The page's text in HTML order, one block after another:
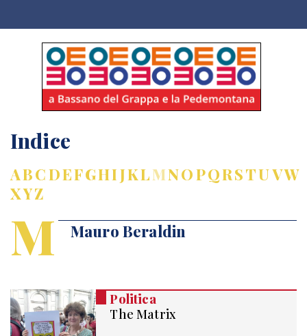
Indice
ABCDEFGHIJKLMNOPQRSTUVW
XYZ
M Mauro Beraldin
Politica
The Matrix